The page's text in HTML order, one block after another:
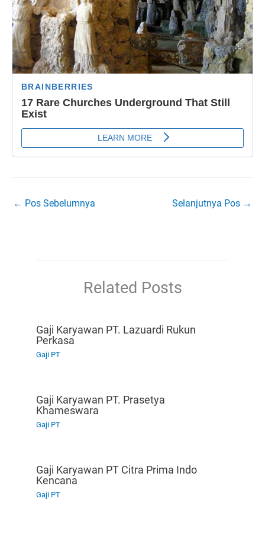
← Pos Sebelumnya Selanjutnya Pos →
Related Posts
Gaji Karyawan PT. Lazuardi Rukun
Perkasa
Gaji PT
Gaji Karyawan PT. Prasetya
Khameswara
Gaji PT
Gaji Karyawan PT Citra Prima Indo
Kencana
Gaji PT